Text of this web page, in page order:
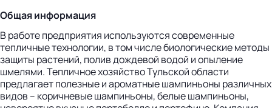
Общая информация
В работе предприятия используются современные
тепличные технологии, в том числе биологические методы
защиты растений, полив дождевой водой и опыление
шмелями. Тепличное хозяйство Тульской области
предлагает полезные и ароматные шампиньоны различных
видов – коричневые шампиньоны, белые шампиньоны,